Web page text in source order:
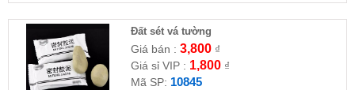
Đất sét vá tường
Giá bán : 3,800₫
Giá sỉ VIP : 1,800₫
Mã SP: 10845